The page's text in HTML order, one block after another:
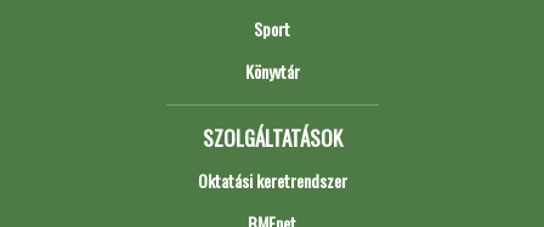
Sport
Könyvtár
SZOLGÁLTATÁSOK
Oktatási keretrendszer